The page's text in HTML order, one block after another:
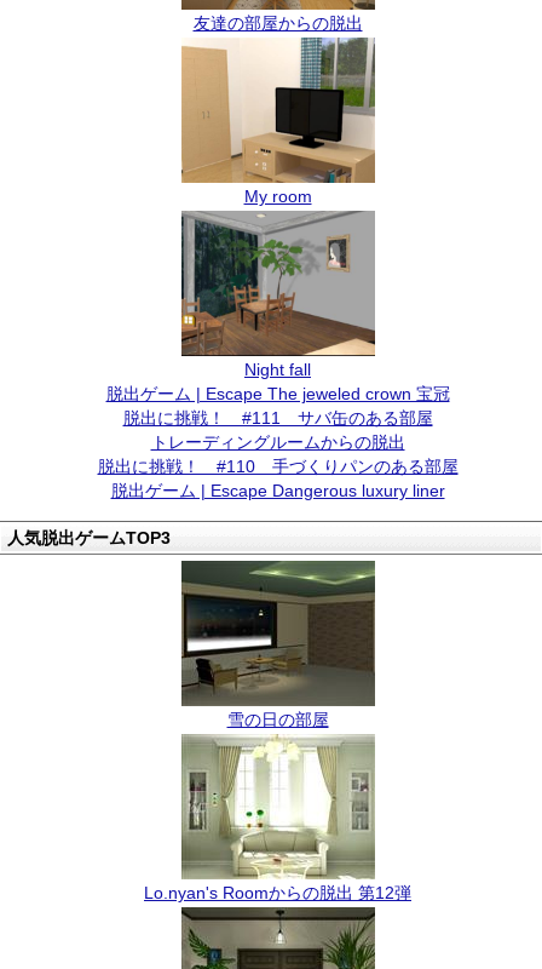
友達の部屋からの脱出
My room
Night fall
脱出ゲーム | Escape The jeweled crown 宝冠
脱出に挑戦！ #111 サバ缶のある部屋
トレーディングルームからの脱出
脱出に挑戦！ #110 手づくりパンのある部屋
脱出ゲーム | Escape Dangerous luxury liner
人気脱出ゲームTOP3
雪の日の部屋
Lo.nyan's Roomからの脱出 第12弾